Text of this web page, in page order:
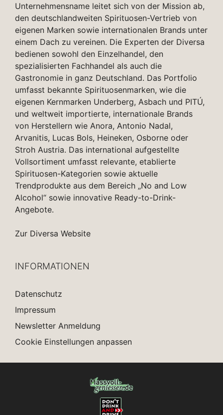
Unternehmensname leitet sich von der Mission ab,
den deutschlandweiten Spirituosen-Vertrieb von
eigenen Marken sowie internationalen Brands unter
einem Dach zu vereinen. Die Experten der Diversa
bedienen sowohl den Einzelhandel, den
spezialisierten Fachhandel als auch die
Gastronomie in ganz Deutschland. Das Portfolio
umfasst bekannte Spirituosenmarken, wie die
eigenen Kernmarken Underberg, Asbach und PITÚ,
und weltweit importierte, internationale Brands
von Herstellern wie Anora, Antonio Nadal,
Arvanitis, Lucas Bols, Heineken, Osborne oder
Stroh Austria. Das international aufgestellte
Vollsortiment umfasst relevante, etablierte
Spirituosen-Kategorien sowie aktuelle
Trendprodukte aus dem Bereich „No and Low
Alcohol“ sowie innovative Ready-to-Drink-
Angebote.
Zur Diversa Website
INFORMATIONEN
Datenschutz
Impressum
Newsletter Anmeldung
Cookie Einstellungen anpassen